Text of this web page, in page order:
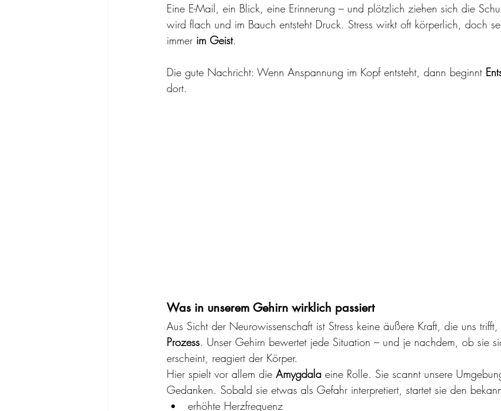
Eine E-Mail, ein Blick, eine Erinnerung – und plötzlich ziehen sich die
wird flach und im Bauch entsteht Druck. Stress wirkt oft körperlich, doch
immer im Geist.
Die gute Nachricht: Wenn Anspannung im Kopf entsteht, dann beginnt
dort.
Was in unserem Gehirn wirklich passiert
Aus Sicht der Neurowissenschaft ist Stress keine äußere Kraft, die uns
Prozess. Unser Gehirn bewertet jede Situation – und je nachdem, ob sie
erscheint, reagiert der Körper.
Hier spielt vor allem die Amygdala eine Rolle. Sie scannt unsere
Gedanken. Sobald sie etwas als Gefahr interpretiert, startet sie den
erhöhte Herzfrequenz